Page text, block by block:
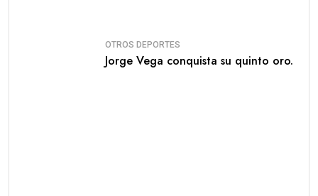
OTROS DEPORTES
Jorge Vega conquista su quinto oro.